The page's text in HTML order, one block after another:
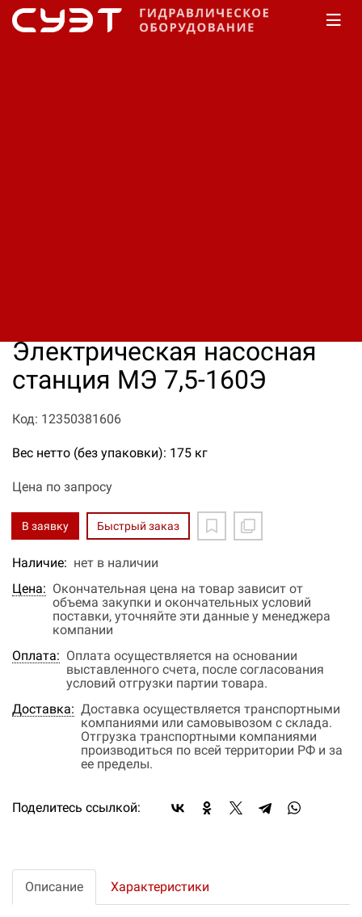
Электрическая насосная
станция МЭ 7,5-160Э
Код: 12350381606
Вес нетто (без упаковки): 175 кг
Цена по запросу
В заявку Быстрый заказ
Наличие: нет в наличии
Цена: Окончательная цена на товар зависит от
объема закупки и окончательных условий
поставки, уточняйте эти данные у менеджера
компании
Оплата: Оплата осуществляется на основании
выставленного счета, после согласования
условий отгрузки партии товара.
Доставка: Доставка осуществляется транспортными
компаниями или самовывозом с склада.
Отгрузка транспортными компаниями
производиться по всей территории РФ и за
ее пределы.
Поделитесь ссылкой:
Описание Характеристики